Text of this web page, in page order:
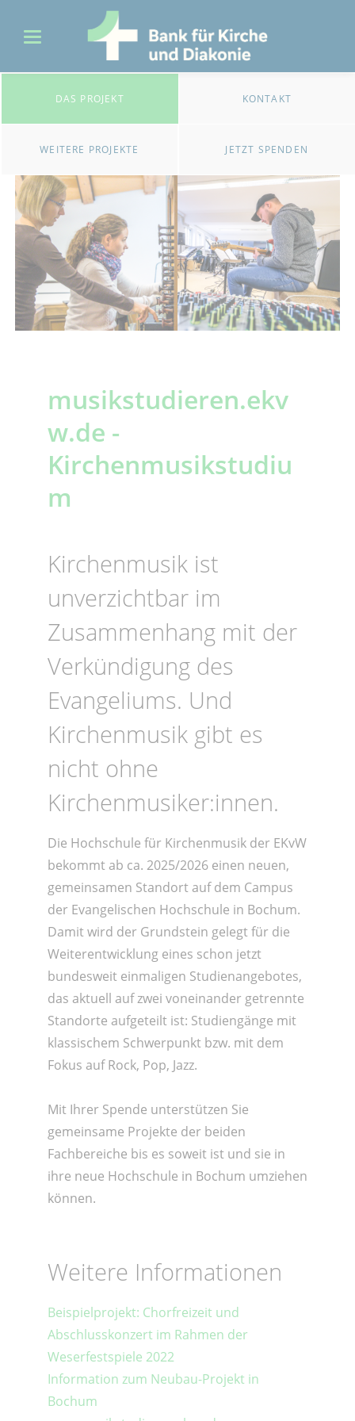
DAS PROJEKT KONTAKT
WEITERE PROJEKTE JETZT SPENDEN
musikstudieren.ekv
w.de -
Kirchenmusikstudiu
m
Kirchenmusik ist
unverzichtbar im
Zusammenhang mit der
Verkündigung des
Evangeliums. Und
Kirchenmusik gibt es
nicht ohne
Kirchenmusiker:innen.
Die Hochschule für Kirchenmusik der EKvW
bekommt ab ca. 2025/2026 einen neuen,
gemeinsamen Standort auf dem Campus
der Evangelischen Hochschule in Bochum.
Damit wird der Grundstein gelegt für die
Weiterentwicklung eines schon jetzt
bundesweit einmaligen Studienangebotes,
das aktuell auf zwei voneinander getrennte
Standorte aufgeteilt ist: Studiengänge mit
klassischem Schwerpunkt bzw. mit dem
Fokus auf Rock, Pop, Jazz.
Mit Ihrer Spende unterstützen Sie
gemeinsame Projekte der beiden
Fachbereiche bis es soweit ist und sie in
ihre neue Hochschule in Bochum umziehen
können.
Weitere Informationen
Beispielprojekt: Chorfreizeit und
Abschlusskonzert im Rahmen der
Weserfestspiele 2022
Information zum Neubau-Projekt in
Bochum